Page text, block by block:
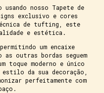
nosso Tapete de
exclusivo e cores
de tufting, este
e estética.
um encaixe
outras bordas seguem
toque moderno e único
da sua decoração,
perfeitamente com